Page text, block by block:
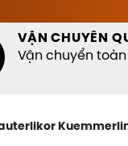
VẬN CHUYỂN
Vận chuyển